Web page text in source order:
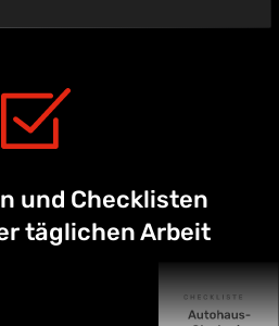
und Checklisten
täglichen Arbeit